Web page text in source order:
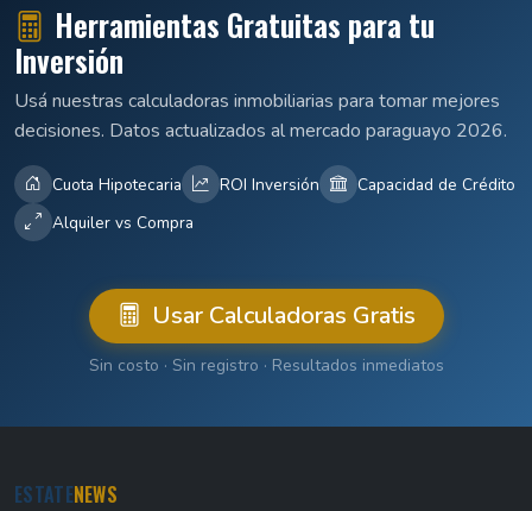
Herramientas Gratuitas para tu
Inversión
Usá nuestras calculadoras inmobiliarias para tomar mejores
decisiones. Datos actualizados al mercado paraguayo 2026.
Cuota Hipotecaria ROI Inversión
Capacidad de Crédito
Alquiler vs Compra
Usar Calculadoras Gratis
Sin costo · Sin registro · Resultados inmediatos
ESTATENEWS